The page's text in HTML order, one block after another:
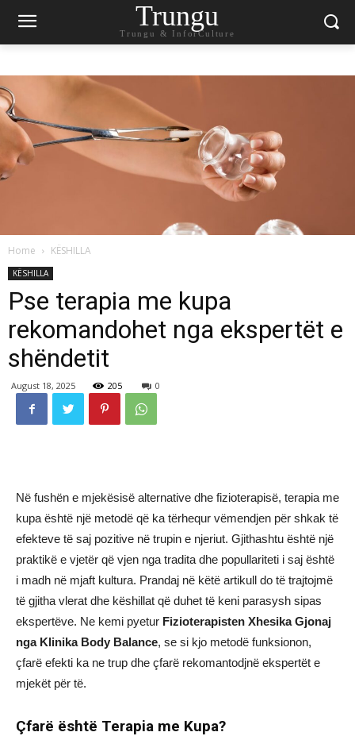
Trungu
Trungu & InforCulture
Home KËSHILLA
KËSHILLA
Pse terapia me kupa
rekomandohet nga ekspertët e
shëndetit
August 18, 2025 205 0
Në fushën e mjekësisë alternative dhe fizioterapisë, terapia me
kupa është një metodë që ka tërhequr vëmendjen për shkak të
efekteve të saj pozitive në trupin e njeriut. Gjithashtu është një
praktikë e vjetër që vjen nga tradita dhe popullariteti i saj është
i madh në mjaft kultura. Prandaj në këtë artikull do të trajtojmë
të gjitha vlerat dhe këshillat që duhet të keni parasysh sipas
ekspertëve. Ne kemi pyetur Fizioterapisten Xhesika Gjonaj
nga Klinika Body Balance, se si kjo metodë funksionon,
çfarë efekti ka ne trup dhe çfarë rekomantodjnë ekspertët e
mjekët për të.
Çfarë është Terapia me Kupa?